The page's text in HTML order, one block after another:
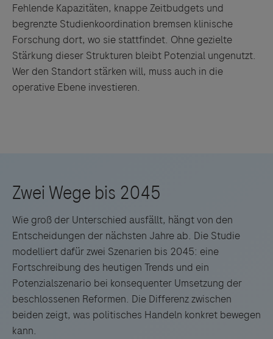
Fehlende Kapazitäten, knappe Zeitbudgets und
begrenzte Studienkoordination bremsen klinische
Forschung dort, wo sie stattfindet. Ohne gezielte
Stärkung dieser Strukturen bleibt Potenzial ungenutzt.
Wer den Standort stärken will, muss auch in die
operative Ebene investieren.
Wie groß der Unterschied ausfällt, hängt von den
Entscheidungen der nächsten Jahre ab. Die Studie
modelliert dafür zwei Szenarien bis 2045: eine
Fortschreibung des heutigen Trends und ein
Potenzialszenario bei konsequenter Umsetzung der
beschlossenen Reformen. Die Differenz zwischen
beiden zeigt, was politisches Handeln konkret bewegen
kann.